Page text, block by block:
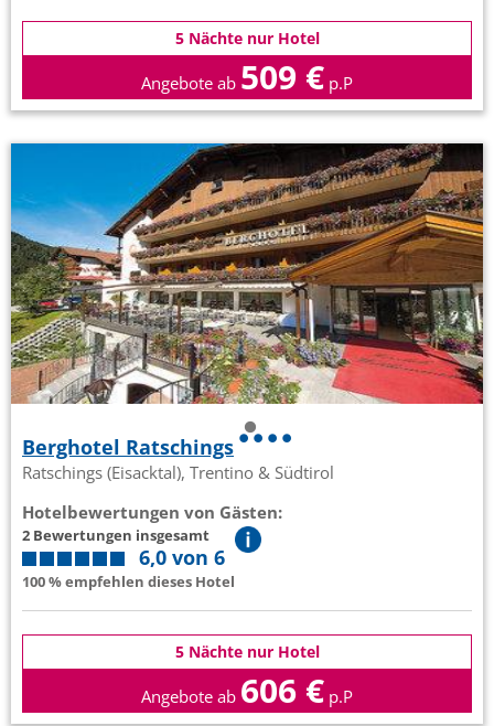
5 Nächte nur Hotel
Angebote ab 509 € p.P
Berghotel Ratschings
Ratschings (Eisacktal), Trentino & Südtirol
Hotelbewertungen von Gästen:
2 Bewertungen insgesamt
6,0 von 6
100 % empfehlen dieses Hotel
5 Nächte nur Hotel
Angebote ab 606 € p.P